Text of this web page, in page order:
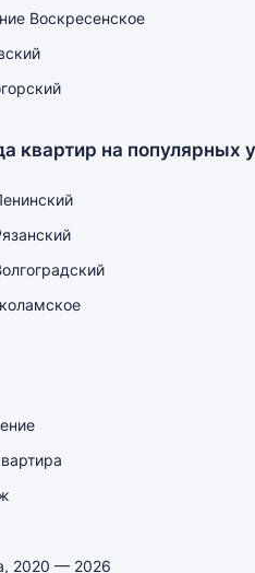
Воскресенское
квартир на популярных
2020 — 2026